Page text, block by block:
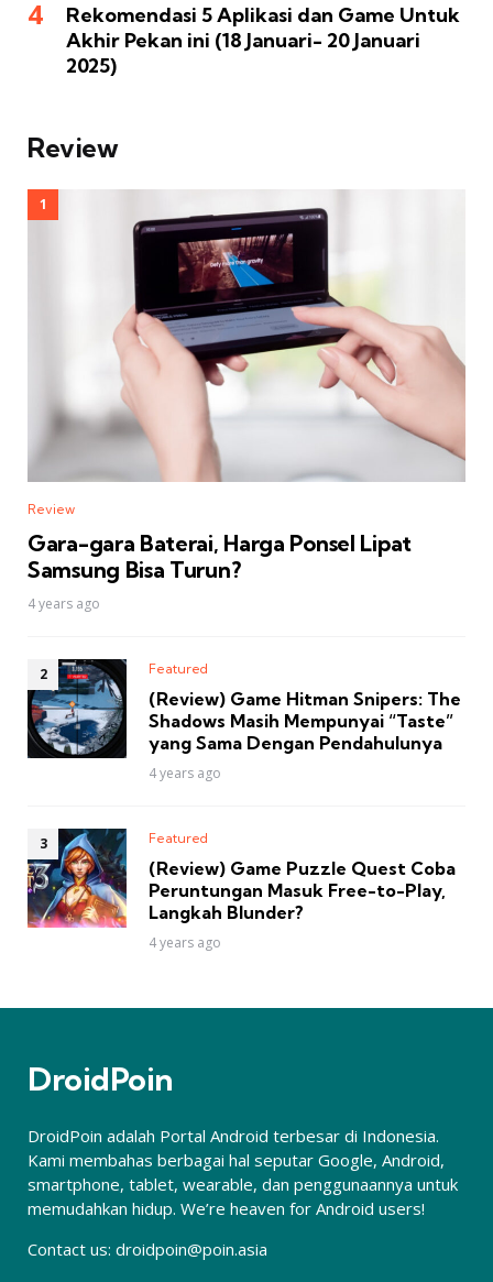
Rekomendasi 5 Aplikasi dan Game Untuk
Akhir Pekan ini (18 Januari- 20 Januari
2025)
Review
Review
Gara-gara Baterai, Harga Ponsel Lipat
Samsung Bisa Turun?
4 years ago
Featured
(Review) Game Hitman Snipers: The
Shadows Masih Mempunyai “Taste”
yang Sama Dengan Pendahulunya
4 years ago
Featured
(Review) Game Puzzle Quest Coba
Peruntungan Masuk Free-to-Play,
Langkah Blunder?
4 years ago
DroidPoin
DroidPoin adalah Portal Android terbesar di Indonesia.
Kami membahas berbagai hal seputar Google, Android,
smartphone, tablet, wearable, dan penggunaannya untuk
memudahkan hidup. We’re heaven for Android users!
Contact us: droidpoin@poin.asia